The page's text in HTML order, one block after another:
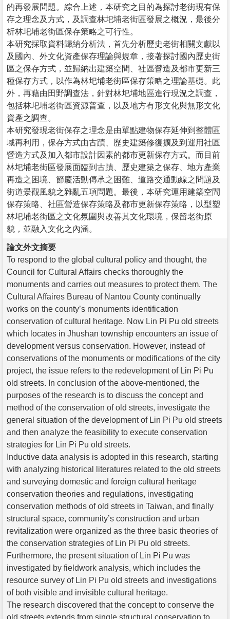
的再發展問題。綜合上述，本研究之目的為探討老街現有保
存之理念及方式，及調查林圯埔老街區發展之概況，最後分
析林圯埔老街區保存策略之可行性。
本研究採取資料歸納分析法，首先分析歷史老街相關文獻以
及國內、外文化資產保存理論與規章，接著探討國內歷史街
區之保存方式，並歸納出建築空間、社區營造及都市更新三
種保存方式，以作為林圯埔老街區保存策略之理論基礎。此
外，再藉由田野調查法，針對林圯埔地區進行現況之調查，
包括林圯埔老街區資源普查，以及地方有形文化與無形文化
資產之調查。
本研究發現老街保存之理念是由單點建物保存延伸到整體區
域再利用，保存方式由古蹟、歷史建築修復擴及到運用社區
營造方式及加入都市設計因素的都市更新保存方式。而目前
林圯埔老街區發展面臨到古蹟、歷史建築之保存、地方產業
再造之困境、節慶活動傳承之困難、道路交通動線之問題及
街道景觀風貌之雜亂五項問題。最後，本研究運用建築空間
保存策略、社區營造保存策略及都市更新保存策略，以型塑
林圯埔老街區之文化氛圍與改善其文化環境，保留老街原
貌，並融入文化之內涵。
論文外文摘要
To respond to the global cultural policy and thought, the
Council for Cultural Affairs checks thoroughly the
monuments and carries out measures to protect them. The
Cultural Affaires Bureau of Nantou County continually
works on the county’s monuments identification
conservation of cultural heritage. Now Lin Pi Pu old streets
which locates in Jhushan township encounters an issue of
development versus conservation. However, instead of
conservations of the monuments or modifications of the city
project, the issue refers to the redevelopment of Lin Pi Pu
old streets. In conclusion of the above-mentioned, the
purposes of the research is to discuss the concept and
method of the conservation of old streets, investigate the
general situation of the development of Lin Pi Pu old streets
and then analyze the feasibility to execute conservation
strategies for Lin Pi Pu old streets.
Inductive data analysis is adopted in this research, starting
with analyzing historical literatures related to the old streets
and surveying domestic and foreign cultural heritage
conservation theories and regulations, investigating
conservation methods of old streets in Taiwan, and finally
structural space, community’s construction and urban
revitalization were organized as the three basic theories of
the conservation strategies of Lin Pi Pu old streets.
Furthermore, the present situation of Lin Pi Pu was
investigated by fieldwork analysis, which includes the
resource survey of Lin Pi Pu old streets and investigations
of both visible and invisible cultural heritage.
The research discovered that the concept to conserve the
old streets extends from single structural conservation to